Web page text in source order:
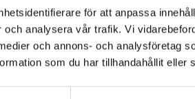
för att anpassa
och analysera vår trafik. Vi
och annons- och analysföretag
som du har tillhandahållit